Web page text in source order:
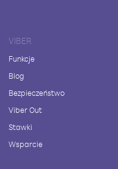
VIBER
Funkcje
Blog
Bezpieczeństwo
Viber Out
Stawki
Wsparcie